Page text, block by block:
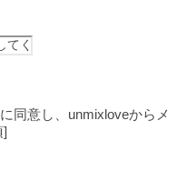
同意し、unmixloveからメ
]